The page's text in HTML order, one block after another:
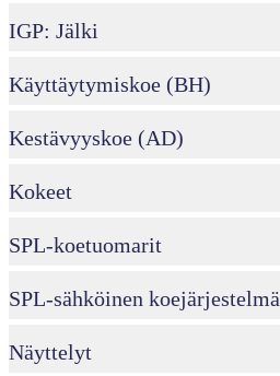
IGP: Jälki
Käyttäytymiskoe (BH)
Kestävyyskoe (AD)
Kokeet
SPL-koetuomarit
SPL-sähköinen koejärjestelmä
Näyttelyt